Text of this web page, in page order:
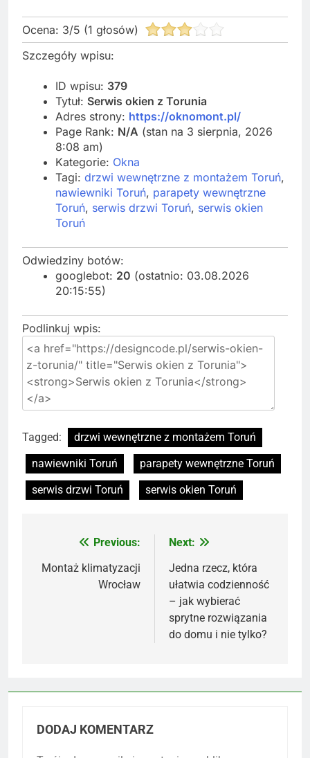
Ocena: 3/5 (1 głosów)
Szczegóły wpisu:
ID wpisu: 379
Tytuł: Serwis okien z Torunia
Adres strony: https://oknomont.pl/
Page Rank: N/A (stan na 3 sierpnia, 2026
8:08 am)
Kategorie: Okna
Tagi: drzwi wewnętrzne z montażem Toruń,
nawiewniki Toruń, parapety wewnętrzne
Toruń, serwis drzwi Toruń, serwis okien
Toruń
Odwiedziny botów:
googlebot: 20 (ostatnio: 03.08.2026
20:15:55)
Podlinkuj wpis:
Tagged:
drzwi wewnętrzne z montażem Toruń
nawiewniki Toruń
parapety wewnętrzne Toruń
serwis drzwi Toruń
serwis okien Toruń
Nawigacja
wpisu
Previous:
Montaż klimatyzacji
Wrocław
Next:
Jedna rzecz, która
ułatwia codzienność
– jak wybierać
sprytne rozwiązania
do domu i nie tylko?
DODAJ KOMENTARZ